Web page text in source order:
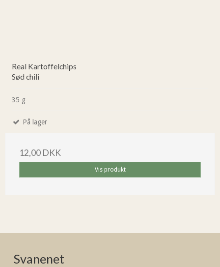
Real Kartoffelchips
Sød chili
35 g
På lager
12,00 DKK
Vis produkt
Svanenet